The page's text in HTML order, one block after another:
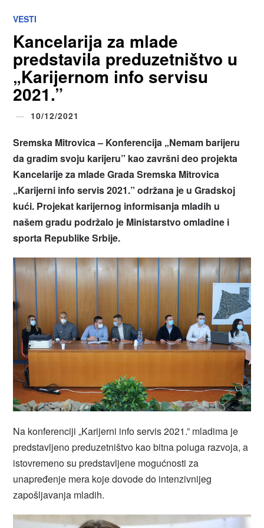
VESTI
Kancelarija za mlade
predstavila preduzetništvo u
„Karijernom info servisu
2021.”
10/12/2021
Sremska Mitrovica – Konferencija „Nemam barijeru
da gradim svoju karijeru” kao završni deo projekta
Kancelarije za mlade Grada Sremska Mitrovica
„Karijerni info servis 2021.” održana je u Gradskoj
kući. Projekat karijernog informisanja mladih u
našem gradu podržalo je Ministarstvo omladine i
sporta Republike Srbije.
Na konferenciji „Karijerni info servis 2021.” mladima je
predstavljeno preduzetništvo kao bitna poluga razvoja, a
istovremeno su predstavljene mogućnosti za
unapređenje mera koje dovode do intenzivnijeg
zapošljavanja mladih.